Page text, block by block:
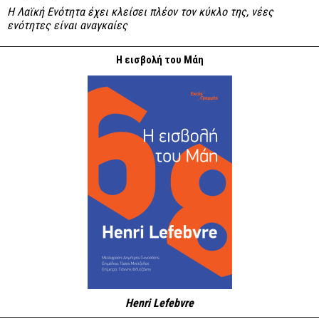
Η Λαϊκή Ενότητα έχει κλείσει πλέον τον κύκλο της, νέες
ενότητες είναι αναγκαίες
Η εισβολή του Μάη
Henri Lefebvre